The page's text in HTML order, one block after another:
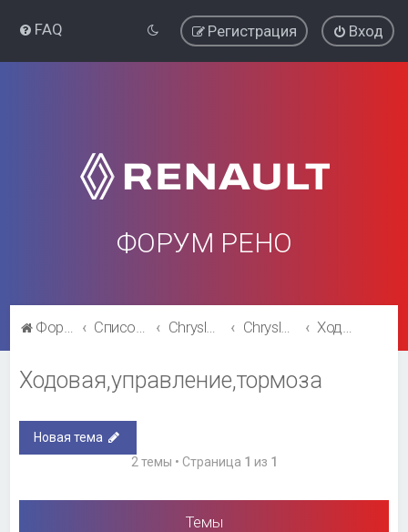
FAQ Вход
Регистрация
ФОРУМ РЕНО
Форум Рено Список форумов Chrysler Voyager\ Dodge Caravan Chrysler Voyager\ Dodge Caravan Ходовая,управление,тормоза
Ходовая,управление,тормоза
Новая тема
2 темы • Страница 1 из 1
Темы